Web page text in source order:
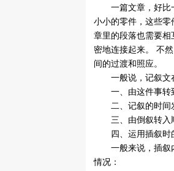
一篇文章，好比一
小小的零件，这些
章里的段落也需要相
密地连接起来。 不
间的过渡和照应。
一般说，记叙文
一、由这件事转
二、记叙的时间
三、由倒叙转入
四、运用插叙时
一般来说，插叙内
情况：